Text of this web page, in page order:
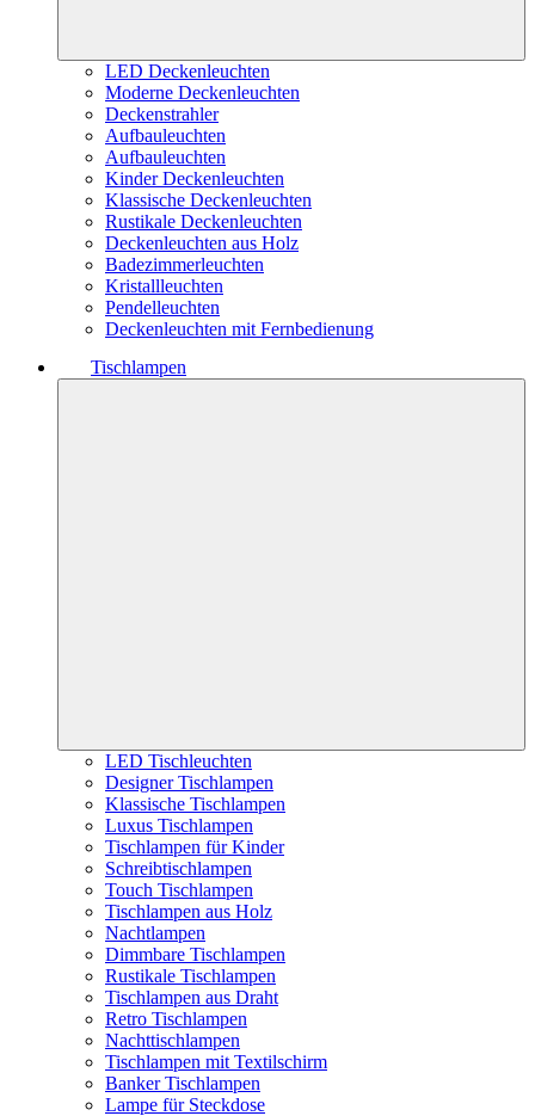
LED Deckenleuchten
Moderne Deckenleuchten
Deckenstrahler
Aufbauleuchten
Aufbauleuchten
Kinder Deckenleuchten
Klassische Deckenleuchten
Rustikale Deckenleuchten
Deckenleuchten aus Holz
Badezimmerleuchten
Kristallleuchten
Pendelleuchten
Deckenleuchten mit Fernbedienung
Tischlampen
LED Tischleuchten
Designer Tischlampen
Klassische Tischlampen
Luxus Tischlampen
Tischlampen für Kinder
Schreibtischlampen
Touch Tischlampen
Tischlampen aus Holz
Nachtlampen
Dimmbare Tischlampen
Rustikale Tischlampen
Tischlampen aus Draht
Retro Tischlampen
Nachttischlampen
Tischlampen mit Textilschirm
Banker Tischlampen
Lampe für Steckdose